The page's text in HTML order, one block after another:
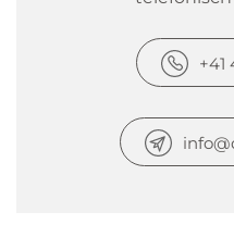
+41